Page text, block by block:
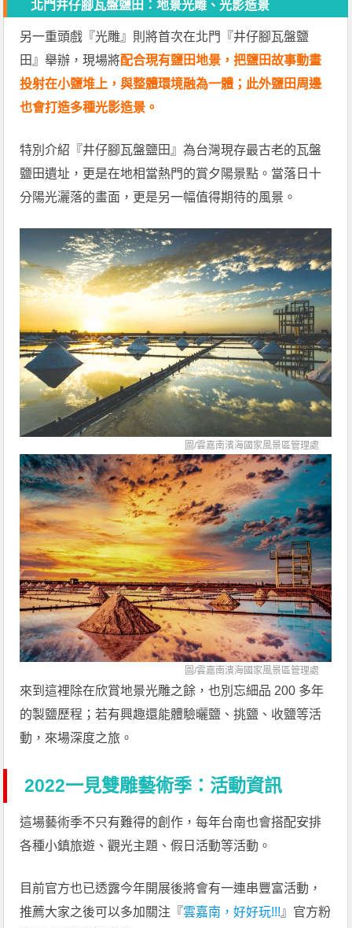
北門井仔腳瓦盤鹽田：地景光雕、光影造景
另一重頭戲『光雕』則將首次在北門『井仔腳瓦盤鹽
田』舉辦，現場將配合現有鹽田地景，把鹽田故事動畫
投射在小鹽堆上，與整體環境融為一體；此外鹽田周邊
也會打造多種光影造景。
特別介紹『井仔腳瓦盤鹽田』為台灣現存最古老的瓦盤
鹽田遺址，更是在地相當熱門的賞夕陽景點。當落日十
分陽光灑落的畫面，更是另一幅值得期待的風景。
圖/雲嘉南濱海國家風景區管理處
圖/雲嘉南濱海國家風景區管理處
來到這裡除在欣賞地景光雕之餘，也別忘細品 200 多年
的製鹽歷程；若有興趣還能體驗曬鹽、挑鹽、收鹽等活
動，來場深度之旅。
2022一見雙雕藝術季：活動資訊
這場藝術季不只有難得的創作，每年台南也會搭配安排
各種小鎮旅遊、觀光主題、假日活動等活動。
目前官方也已透露今年開展後將會有一連串豐富活動，
推薦大家之後可以多加關注『雲嘉南，好好玩!!!』官方粉